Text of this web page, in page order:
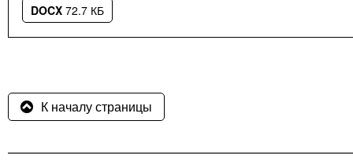
DOCX 72.7 КБ
К началу страницы